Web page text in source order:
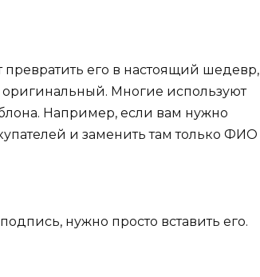
его в настоящий шедевр,
Многие используют
Например, если вам нужно
и заменить там только ФИО
нужно просто вставить его.